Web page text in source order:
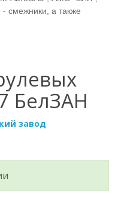
смежники, а также
БелЗАН
завод